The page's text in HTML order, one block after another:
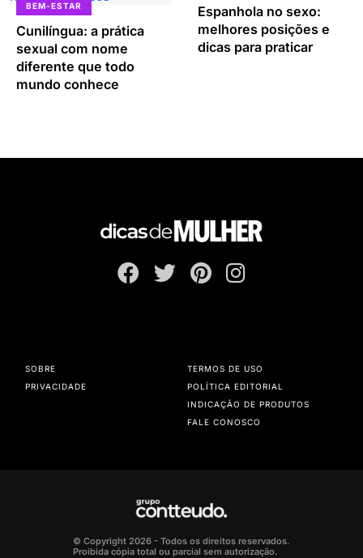
BEM-ESTAR
Cunilíngua: a prática
sexual com nome
diferente que todo
mundo conhece
Espanhola no sexo:
melhores posições e
dicas para praticar
SOBRE
PRIVACIDADE
TERMOS DE USO
POLÍTICA EDITORIAL
INDICAÇÃO DE PRODUTOS
FALE CONOSCO
© Copyright 2026 - Todos os direitos reservados.
Proibida cópia total ou parcial sem autorização.